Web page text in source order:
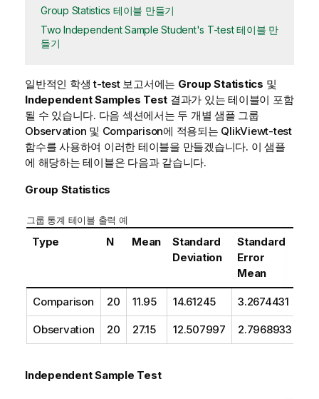
Group Statistics 테이블 만들기
Two Independent Sample Student's T-test 테이블 만
들기
일반적인 학생t-test보고서에는 Group Statistics 및
Independent Samples Test 결과가 있는 테이블이 포함
될 수 있습니다. 다음 섹션에서는 두 개별 샘플 그룹
Observation 및 Comparison에 적용되는 QlikViewt-test
함수를 사용하여 이러한 테이블을 만들겠습니다. 이 샘플
에 해당하는 테이블은 다음과 같습니다.
Group Statistics
그룹 통계 테이블 출력 예
Type N Mean
Standard
Deviation
Standard
Error
Mean
Comparison 20 11.95 14.61245 3.2674431
Observation 20 27.15 12.507997 2.7968933
Independent Sample Test